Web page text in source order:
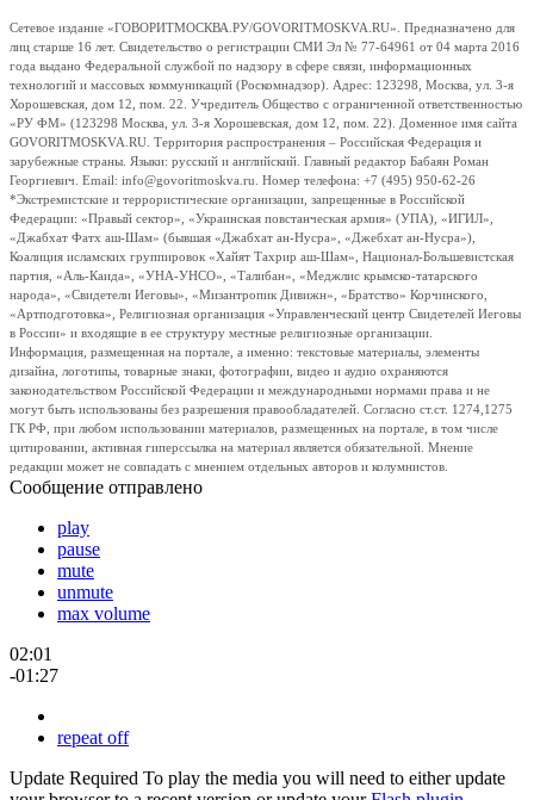
Сетевое издание «ГОВОРИТМОСКВА.РУ/GOVORITMOSKVA.RU». Предназначено для
лиц старше 16 лет. Свидетельство о регистрации СМИ Эл № 77-64961 от 04 марта 2016
года выдано Федеральной службой по надзору в сфере связи, информационных
технологий и массовых коммуникаций (Роскомнадзор). Адрес: 123298, Москва, ул. 3-я
Хорошевская, дом 12, пом. 22. Учредитель Общество с ограниченной ответственностью
«РУ ФМ» (123298 Москва, ул. 3-я Хорошевская, дом 12, пом. 22). Доменное имя сайта
GOVORITMOSKVA.RU. Территория распространения – Российская Федерация и
зарубежные страны. Языки: русский и английский. Главный редактор Бабаян Роман
Георгиевич. Email: info@govoritmoskva.ru. Номер телефона: +7 (495) 950-62-26
*Экстремистские и террористические организации, запрещенные в Российской
Федерации: «Правый сектор», «Украинская повстанческая армия» (УПА), «ИГИЛ»,
«Джабхат Фатх аш-Шам» (бывшая «Джабхат ан-Нусра», «Джебхат ан-Нусра»),
Коалиция исламских группировок «Хайят Тахрир аш-Шам», Национал-Большевистская
партия, «Аль-Каида», «УНА-УНСО», «Талибан», «Меджлис крымско-татарского
народа», «Свидетели Иеговы», «Мизантропик Дивижн», «Братство» Корчинского,
«Артподготовка», Религиозная организация «Управленческий центр Свидетелей Иеговы
в России» и входящие в ее структуру местные религиозные организации.
Информация, размещенная на портале, а именно: текстовые материалы, элементы
дизайна, логотипы, товарные знаки, фотографии, видео и аудио охраняются
законодательством Российской Федерации и международными нормами права и не
могут быть использованы без разрешения правообладателей. Согласно ст.ст. 1274,1275
ГК РФ, при любом использовании материалов, размещенных на портале, в том числе
цитировании, активная гиперссылка на материал является обязательной. Мнение
редакции может не совпадать с мнением отдельных авторов и колумнистов.
Сообщение отправлено
play
pause
mute
unmute
max volume
02:01
-01:27
repeat off
Update Required To play the media you will need to either update